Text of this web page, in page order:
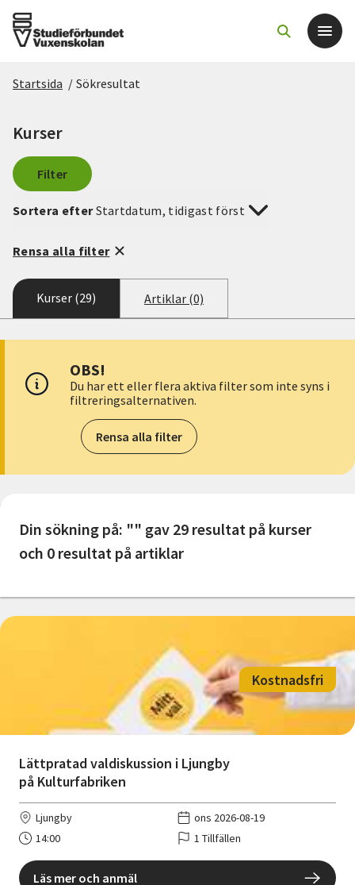
För dig som
Sök kurser och evenemang
Starta studiecirkel
Cirkelledare
Avdelningar
Lyssna
Startsida / Sökresultat
Kurser
Filter
Sortera efterStartdatum, tidigast först
Rensa alla filter
Kurser (29) Artiklar (0)
OBS!
Du har ett eller flera aktiva filter som inte syns i
filtreringsalternativen.
Rensa alla filter
Din sökning på: "" gav 29 resultat på kurser
och 0 resultat på artiklar
Lättpratad valdiskussion i Ljungby
på Kulturfabriken
Kostnadsfri
Ljungby
ons 2026-08-19
14:00
1 Tillfällen
Läs mer och anmäl